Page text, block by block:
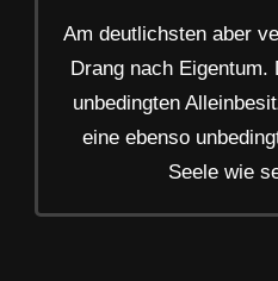
Am deutlichsten aber
Drang nach Eigentum.
unbedingten
eine ebenso
Seele wie